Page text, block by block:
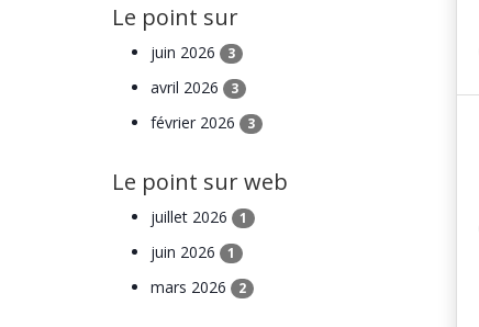
Le point sur
juin 2026 3
avril 2026 3
février 2026 3
Le point sur web
juillet 2026 1
juin 2026 1
mars 2026 2